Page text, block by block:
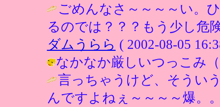
ごめんなさ～～～～い。
るのでは？？？もう少し危
ダムうらら ( 2002-08-05
なかなか厳しいつっこみ
言っちゃうけど、そうい
んですよねぇ～～～～爆。